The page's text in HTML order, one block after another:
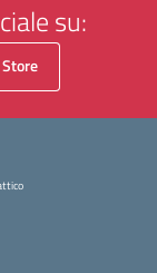
su:
iniziale della scuola